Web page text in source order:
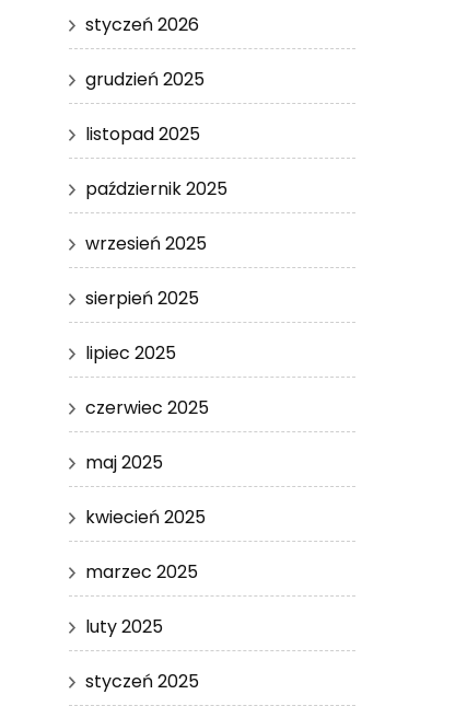
styczeń 2026
grudzień 2025
listopad 2025
październik 2025
wrzesień 2025
sierpień 2025
lipiec 2025
czerwiec 2025
maj 2025
kwiecień 2025
marzec 2025
luty 2025
styczeń 2025